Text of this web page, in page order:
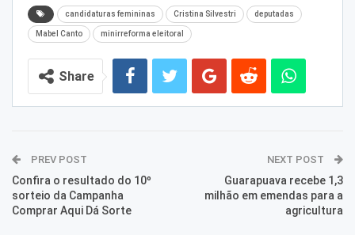
candidaturas femininas Cristina Silvestri deputadas
Mabel Canto minirreforma eleitoral
Share
PREV POST
Confira o resultado do 10º
sorteio da Campanha
Comprar Aqui Dá Sorte
NEXT POST
Guarapuava recebe 1,3
milhão em emendas para a
agricultura